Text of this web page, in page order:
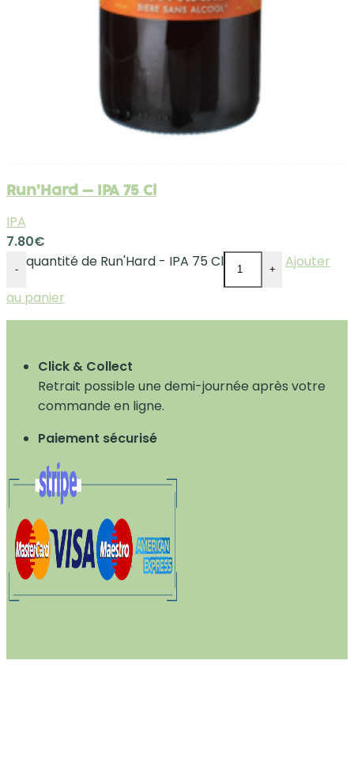
Run’Hard – IPA 75 Cl
IPA
7.80€
- quantité de Run'Hard - IPA 75 Cl +
Ajouter
au panier
Click & Collect
Retrait possible une demi-journée après votre
commande en ligne.
Paiement sécurisé